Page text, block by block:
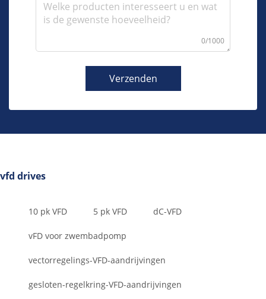
0/1000
Verzenden
vfd drives
10 pk VFD 5 pk VFD dC-VFD
vFD voor zwembadpomp
vectorregelings-VFD-aandrijvingen
gesloten-regelkring-VFD-aandrijvingen